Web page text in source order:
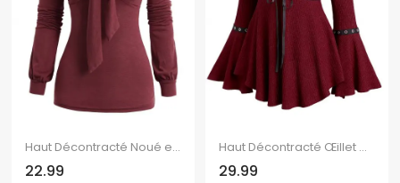
Haut Décontracté Noué en Couleur Unie Manches Longues à Col Revers
22.99
Haut Décontracté Œillet Design à Manches Evasées à Lacets
29.99